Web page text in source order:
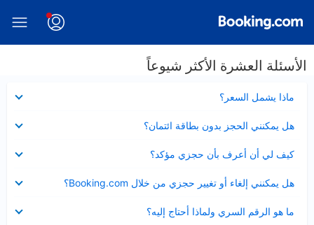
الأسئلة العشرة الأكثر شيوعاً
ماذا يشمل السعر؟
مصغر
هل يمكنني الحجز بدون بطاقة ائتمان؟
مصغر
كيف لي أن أعرف بأن حجزي مؤكد؟
مصغر
هل يمكنني إلغاء أو تغيير حجزي من خلال Booking.com؟
مصغر
ما هو الرقم السري ولماذا أحتاج إليه؟
مصغر